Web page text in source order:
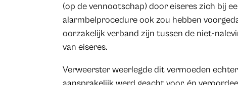
(op de vennootschap) door eiseres zich bij
alarmbelprocedure ook zou hebben
oorzakelijk verband zijn tussen de niet-
van eiseres.
Verweerster weerlegde dit vermoeden